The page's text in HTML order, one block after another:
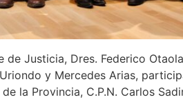
de Justicia, Dres. Federico
y Mercedes Arias,
la Provincia, C.P.N. Carlos